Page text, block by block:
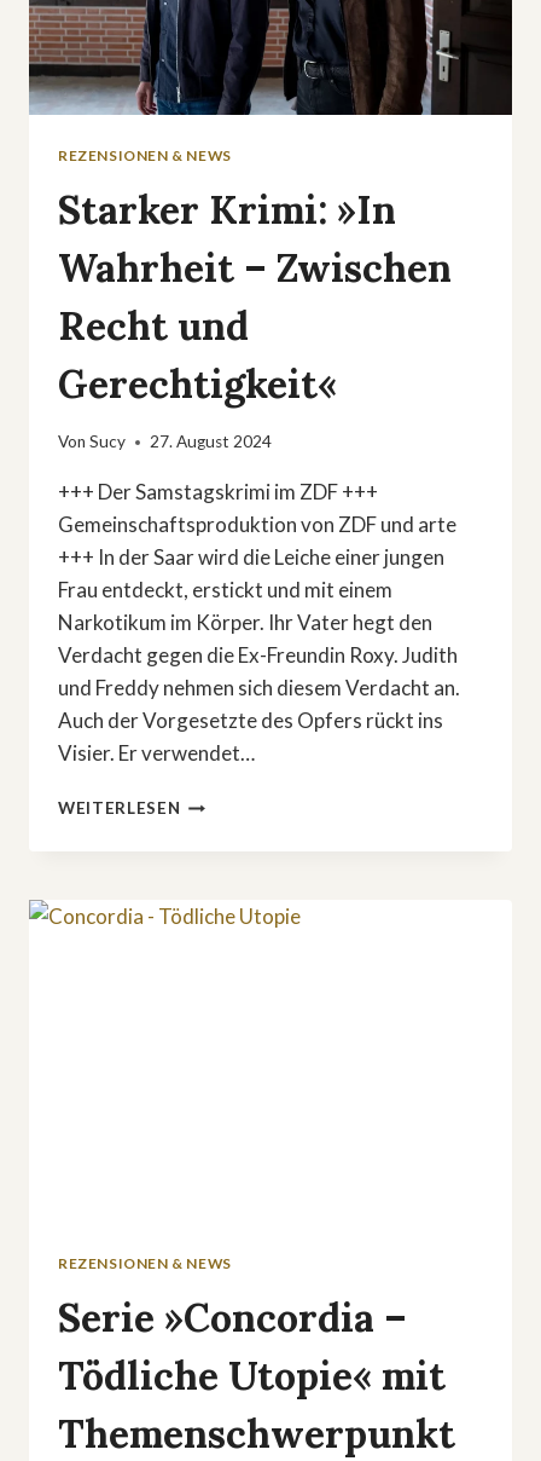
REZENSIONEN & NEWS
Starker Krimi: »In
Wahrheit – Zwischen
Recht und
Gerechtigkeit«
Von Sucy 27. August 2024
+++ Der Samstagskrimi im ZDF +++
Gemeinschaftsproduktion von ZDF und arte
+++ In der Saar wird die Leiche einer jungen
Frau entdeckt, erstickt und mit einem
Narkotikum im Körper. Ihr Vater hegt den
Verdacht gegen die Ex-Freundin Roxy. Judith
und Freddy nehmen sich diesem Verdacht an.
Auch der Vorgesetzte des Opfers rückt ins
Visier. Er verwendet…
WEITERLESEN STARKER
»IN
ZWISCHEN
REZENSIONEN & NEWS
Serie »Concordia –
Tödliche Utopie« mit
Themenschwerpunkt